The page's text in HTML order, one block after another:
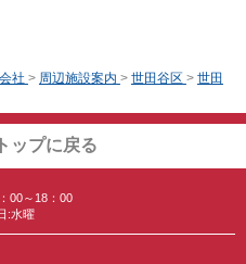
社 > 周辺施設案内 > 世田谷区 > 世田
ップに戻る
00～18：00
:水曜